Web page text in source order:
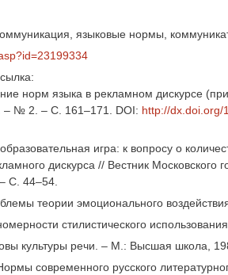
языковые нормы,
норм языка в рекламном дискурсе
– № 2. – С. 161–171. DOI: http://dx.doi.org/
игра: к вопросу о
дискурса // Вестник
С. 44–54.
теории эмоционального
стилистического
культуры речи. – М.: Высшая школа,
современного русского